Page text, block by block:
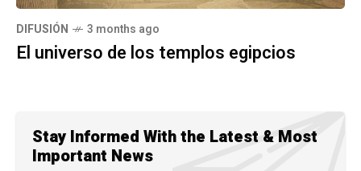
DIFUSIÓN 3 months ago
El universo de los templos egipcios
Stay Informed With the Latest & Most
Important News